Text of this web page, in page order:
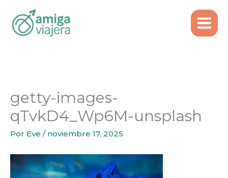
contenido
Auroras boreales en Tromsø, Noruega – desde
Lisboa
getty-images-qTvkD4_Wp6M-unsplash
getty-images-
qTvkD4_Wp6M-unsplash
Por Eve / noviembre 17, 2025